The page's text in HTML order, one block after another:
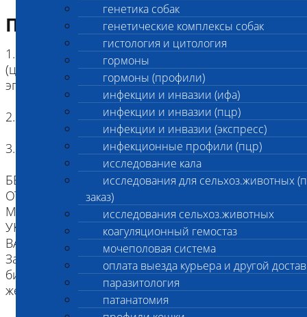
генетика собак
генетические комплексы собак
гистология и цитология
гормоны
гормоны (профили)
инфекции и инвазии (ифа)
инфекции и инвазии (пцр)
инфекции и инвазии (экспресс)
инфекционные профили (пцр)
исследование кала
исследования для сельхоз.животных
заказ)
исследования сельхоз.животных
коагуляционный гемостаз
мочеполовая система
оплата выезда курьера и другой
паразитология
патанатомия
Подготовка к исследованию
1. Кровь (2 мл) в пробирке с антикоагулянтом.
(цитрат натрия, К3ЭДТА, К2ЭДТА) , буккальный
эпителий
2. Копия родословной
3. Наличие клейма или чипа
БЕЗ ИДЕНТИФИКАЦИИ, МЫ НЕ НЕСЕМ
ОТВЕТСТВЕННОСТИ, ЧТО ПРИСЛАННЫЙ
МАТЕРИАЛ ПРИНАДЛЕЖИТ ЖИВОТНОМУ
УКАЗАННОМУ В НАПРАВЛЕНИИ.
ВАЖНО для взятия буккального эпителия:
За два часа до проведения процедуры взятия
биоматериала животное следует не кормить,
желательна изоляция от других животных.